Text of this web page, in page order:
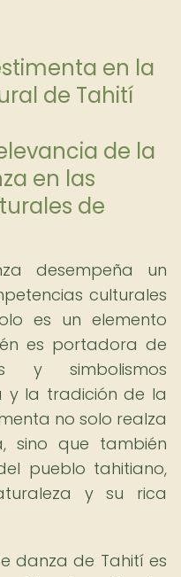
en la
de Tahití
de la
en las
de
desempeña un
culturales
es un elemento
es portadora de
y simbolismos
y la tradición de la
no solo realza
sino que también
pueblo tahitiano,
y su rica
danza de Tahití es